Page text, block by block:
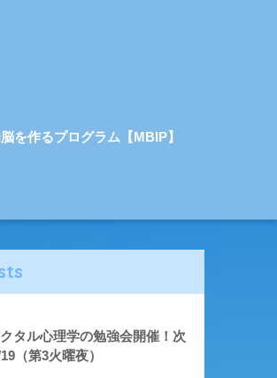
を作るプログラム【MBIP】
タル心理学の勉強会開催！次
（第3火曜夜）